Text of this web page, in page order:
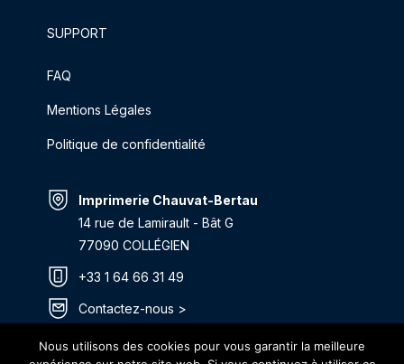
SUPPORT
FAQ
Mentions Légales
Politique de confidentialité
Imprimerie Chauvat-Bertau
14 rue de Lamirault - Bât G
77090 COLLÉGIEN
+33 1 64 66 31 49
Contactez-nous >
Itinéraire >
Nous utilisons des cookies pour vous garantir la meilleure